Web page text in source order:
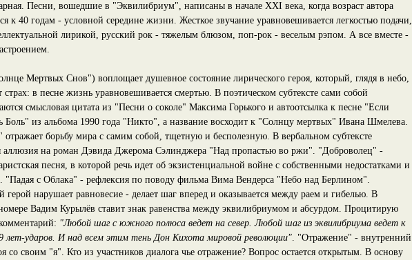
Песни, вошедшие в "Эквилибриум", написаны в начале XXI века, когда возраст автора
к 40 годам - условной середине жизни. Жесткое звучание уравновешивается легкостью подачи,
лирикой, русский рок - тяжелым блюзом, поп-рок - веселым рэпом. А все вместе -
Мертвых Снов") воплощает душевное состояние лирического героя, который, глядя в небо,
страх: в песне жизнь уравновешивается смертью. В поэтическом субтексте сами собой
смысловая цитата из "Песни о соколе" Максима Горького и автоотсылка к песне "Если
Боль" из альбома 1990 года "Никто", а название восходит к "Солнцу мертвых" Ивана Шмелева.
борьбу мира с самим собой, тщетную и бесполезную. В вербальном субтексте
аллюзия на роман Дэвида Джерома Сэлинджера "Над пропастью во ржи". "Доброволец" -
песня, в которой речь идет об экзистенциальной войне с собственными недостатками и
"Падая с Облака" - рефлексия по поводу фильма Вима Вендерса "Небо над Берлином".
герой нарушает равновесие - делает шаг вперед и оказывается между раем и гибелью. В
Вадим Курылёв ставит знак равенства между эквилибриумом и абсурдом. Процитирую
"Любой шаг с южного полюса ведет на север. Любой шаг из эквилибриума ведет к
лет-ударов. И над всем этим тень Дон Кихота мировой революции". "Отражение" - внутренний
со своим "я". Кто из участников диалога чье отражение? Вопрос остается открытым. В основу